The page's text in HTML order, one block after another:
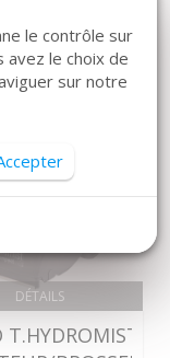
DÉTAILS
T.HYDROMIST
le contrôle sur
avez le choix de
sur notre